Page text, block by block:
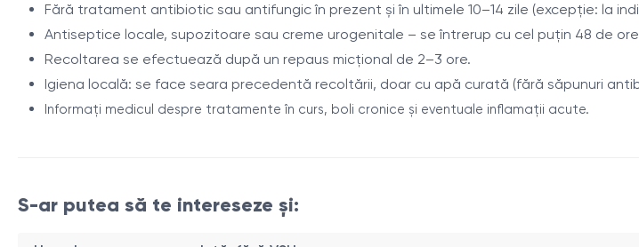
Microorganisme condiționat patogene (MCP)
– microflora
oportunistă asociată disbiozei urogenitale:
Gardnerella vaginalis
Ureaplasma parvum
Mycoplasma hominis
Fără tratament antibiotic sau antifungic în prezent și în ultimele 10–14 zile (excepție: la
Antiseptice locale, supozitoare sau creme urogenitale – se întrerup cu cel puțin 48 de
Recoltarea se efectuează după un repaus micțional de 2–3 ore.
Igiena locală: se face seara precedentă recoltării, doar cu apă curată (fără săpunuri
Informați medicul despre tratamente în curs, boli cronice și eventuale inflamații acute.
S-ar putea să te intereseze și: